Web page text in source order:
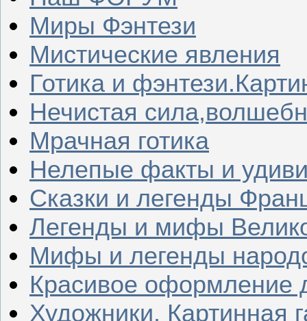
Миры Фэнтези
Мистические явления
Готика и
Нечистая
Мрачная готика
Нелепые факты и
Сказки и легенды
Легенды и мифы
Мифы и легенды
Красивое оформление
Художники. Картинная